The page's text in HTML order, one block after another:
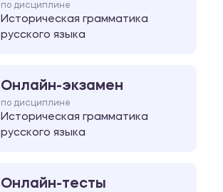
по дисциплине
Историческая грамматика
русского языка
Онлайн-экзамен
по дисциплине
Историческая грамматика
русского языка
Онлайн-тесты